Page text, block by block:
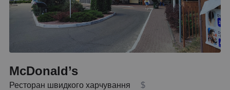
McDonald’s
Ресторан швидкого харчування $